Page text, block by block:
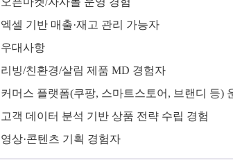
엑셀 기반 매출·재고 관리 가능자
우대사항
리빙/친환경/살림 제품 MD 경험자
커머스 플랫폼(쿠팡, 스마트스토어, 브랜디 등)
고객 데이터 분석 기반 상품 전략 수립 경험
영상·콘텐츠 기획 경험자